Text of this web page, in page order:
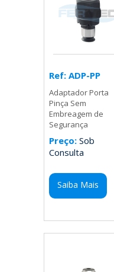
Ref: ADP-PP
Adaptador Porta
Pinça Sem
Embreagem de
Segurança
Preço: Sob
Consulta
Saiba Mais